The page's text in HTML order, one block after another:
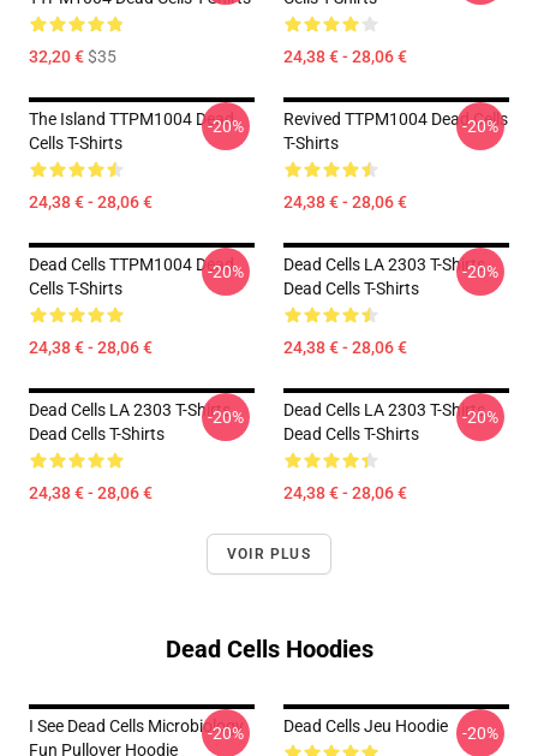
32,20 €$35 24,38 € - 28,06 €
The Island TTPM1004 Dead
Cells T-Shirts
24,38 € - 28,06 €
-20%
Revived TTPM1004 Dead Cells
T-Shirts
24,38 € - 28,06 €
-20%
Dead Cells TTPM1004 Dead
Cells T-Shirts
24,38 € - 28,06 €
-20%
Dead Cells LA 2303 T-Shirts
Dead Cells T-Shirts
24,38 € - 28,06 €
-20%
Dead Cells LA 2303 T-Shirts
Dead Cells T-Shirts
24,38 € - 28,06 €
-20%
Dead Cells LA 2303 T-Shirts
Dead Cells T-Shirts
24,38 € - 28,06 €
-20%
VOIR PLUS
Dead Cells Hoodies
I See Dead Cells Microbiology
Fun Pullover Hoodie
-20% Dead Cells Jeu Hoodie -20%